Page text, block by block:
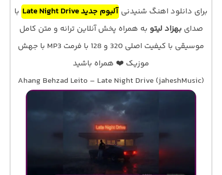
برای دانلود اهنگ شنیدنی آلبوم جدید Late Night Drive
با
صدای بهزاد لیتو به همراه پخش آنلاین ترانه و متن کامل
موسیقی با کیفیت اصلی 320 و 128 با فرمت MP3 با جهش
موزیک ❤️ همراه باشید
Ahang Behzad Leito – Late Night Drive (jaheshMusic)